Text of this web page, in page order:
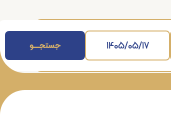
جستجــــــو